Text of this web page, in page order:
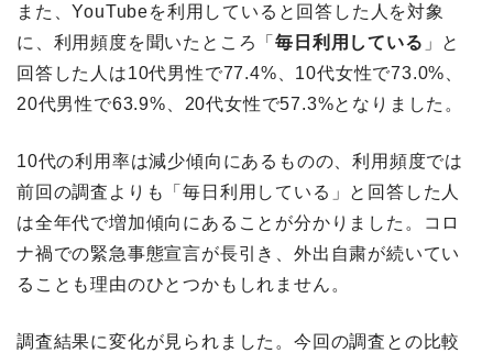
また、YouTubeを利用していると回答した人を対象
に、利用頻度を聞いたところ「毎日利用している 」と
回答した人は10代男性で77.4%、10代女性で73.0%、
20代男性で63.9%、20代女性で57.3%となりました。
10代の利用率は減少傾向にあるものの、利用頻度では
前回の調査よりも「毎日利用している」と回答した人
は全年代で増加傾向にあることが分かりました。コロ
ナ禍での緊急事態宣言が長引き、外出自粛が続いてい
ることも理由のひとつかもしれません。
調査結果に変化が見られました。今回の調査との比較